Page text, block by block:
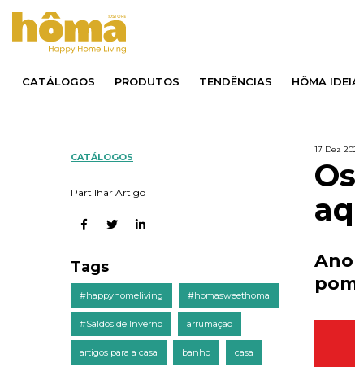
CATÁLOGOS PRODUTOS TENDÊNCIAS HÔMA
CATÁLOGOS
Partilhar Artigo
Tags
#happyhomeliving #homasweethoma
#Saldos de Inverno arrumação
artigos para a casa banho casa
17 Dez